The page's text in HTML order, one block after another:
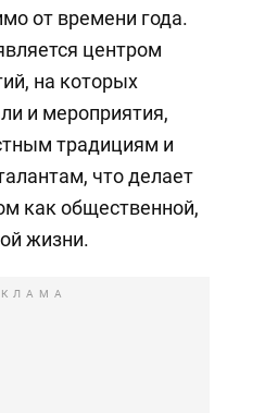
от времени года.
центром
на которых
и мероприятия,
традициям и
что делает
как общественной,
жизни.